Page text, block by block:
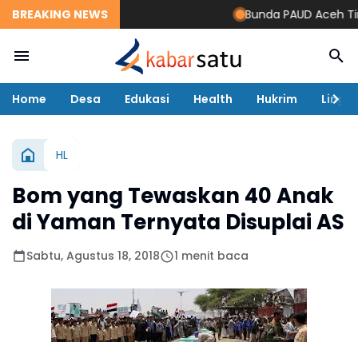
BREAKING NEWS Bunda PAUD Aceh
Home Desa Edukasi Health Hukrim
HL
Bom yang Tewaskan 40 Anak
di Yaman Ternyata Disuplai AS
Sabtu, Agustus 18, 2018 1 menit baca